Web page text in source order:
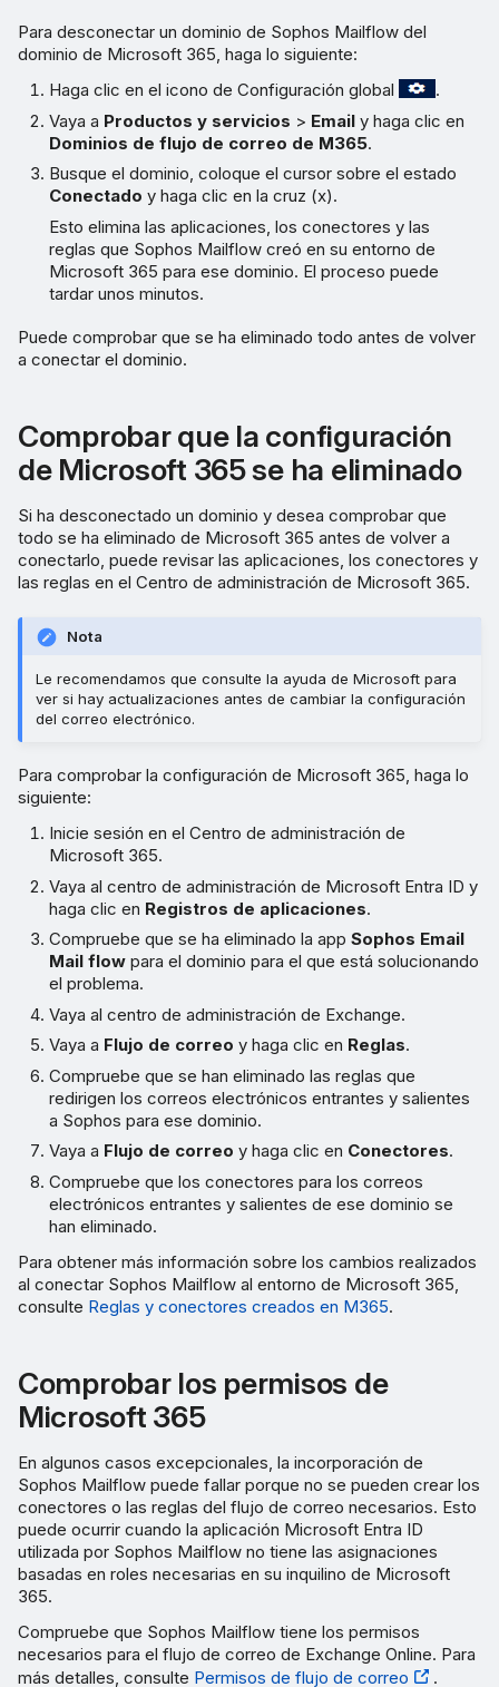
Para desconectar un dominio de Sophos Mailflow del
dominio de Microsoft 365, haga lo siguiente:
Haga clic en el icono de Configuración global
.
Vaya a Productos y servicios > Email y haga clic en
Dominios de flujo de correo de M365.
Busque el dominio, coloque el cursor sobre el estado
Conectado y haga clic en la cruz (x).
Esto elimina las aplicaciones, los conectores y las
reglas que Sophos Mailflow creó en su entorno de
Microsoft 365 para ese dominio. El proceso puede
tardar unos minutos.
Puede comprobar que se ha eliminado todo antes de volver
a conectar el dominio.
Comprobar que la configuración
de Microsoft 365 se ha eliminado
Si ha desconectado un dominio y desea comprobar que
todo se ha eliminado de Microsoft 365 antes de volver a
conectarlo, puede revisar las aplicaciones, los conectores y
las reglas en el Centro de administración de Microsoft 365.
Nota
Le recomendamos que consulte la ayuda de Microsoft para
ver si hay actualizaciones antes de cambiar la configuración
del correo electrónico.
Para comprobar la configuración de Microsoft 365, haga lo
siguiente:
Inicie sesión en el Centro de administración de
Microsoft 365.
Vaya al centro de administración de Microsoft Entra ID y
haga clic en Registros de aplicaciones.
Compruebe que se ha eliminado la appSophos Email
Mail flow para el dominio para el que está solucionando
el problema.
Vaya al centro de administración de Exchange.
Vaya a Flujo de correo y haga clic en Reglas.
Compruebe que se han eliminado las reglas que
redirigen los correos electrónicos entrantes y salientes
a Sophos para ese dominio.
Vaya a Flujo de correo y haga clic en Conectores.
Compruebe que los conectores para los correos
electrónicos entrantes y salientes de ese dominio se
han eliminado.
Para obtener más información sobre los cambios realizados
al conectar Sophos Mailflow al entorno de Microsoft 365,
consulte Reglas y conectores creados en M365.
Comprobar los permisos de
Microsoft 365
En algunos casos excepcionales, la incorporación de
Sophos Mailflow puede fallar porque no se pueden crear los
conectores o las reglas del flujo de correo necesarios. Esto
puede ocurrir cuando la aplicación Microsoft Entra ID
utilizada por Sophos Mailflow no tiene las asignaciones
basadas en roles necesarias en su inquilino de Microsoft
365.
Compruebe que Sophos Mailflow tiene los permisos
necesarios para el flujo de correo de Exchange Online. Para
más detalles, consulte Permisos de flujo de correo
.